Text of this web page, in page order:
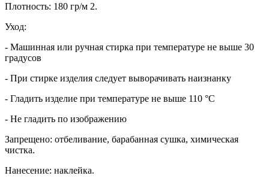
Плотность: 180 гр/м 2.
Уход:
- Машинная или ручная стирка при температуре не выше 30
градусов
- При стирке изделия следует выворачивать наизнанку
- Гладить изделие при температуре не выше 110 °C
- Не гладить по изображению
Запрещено: отбеливание, барабанная сушка, химическая
чистка.
Нанесение: наклейка.